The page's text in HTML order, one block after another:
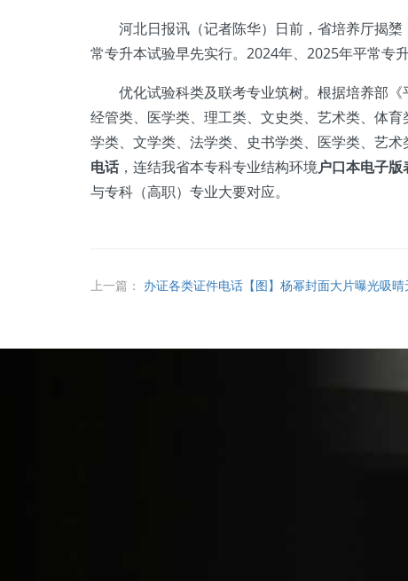
河北日报讯（记者陈华）日前，省培养厅揭橥
常专升本试验早先实行。2024年、2025年平常专
优化试验科类及联考专业筑树。根据培养部《
经管类、医学类、理工类、文史类、艺术类、体
学类、文学类、法学类、史书学类、医学类、艺
电话，连结我省本专科专业结构环境户口本电子版
与专科（高职）专业大要对应。
上一篇： 办证各类证件电话【图】杨幂封面大片曝光吸